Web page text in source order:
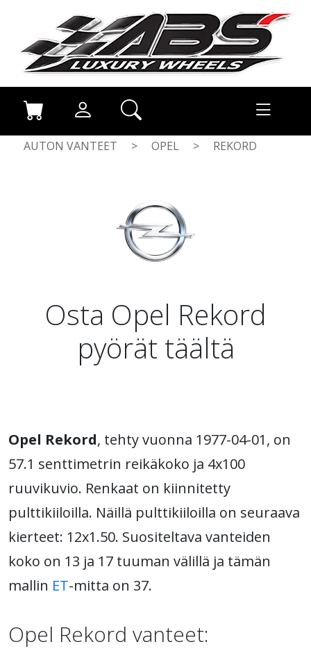
AUTON VANTEET > OPEL > REKORD
Osta Opel Rekord
pyörät täältä
Opel Rekord, tehty vuonna 1977-04-01, on
57.1 senttimetrin reikäkoko ja 4x100
ruuvikuvio. Renkaat on kiinnitetty
pulttikiiloilla. Näillä pulttikiiloilla on seuraava
kierteet: 12x1.50. Suositeltava vanteiden
koko on 13 ja 17 tuuman välillä ja tämän
mallin ET-mitta on 37.
Opel Rekord vanteet: